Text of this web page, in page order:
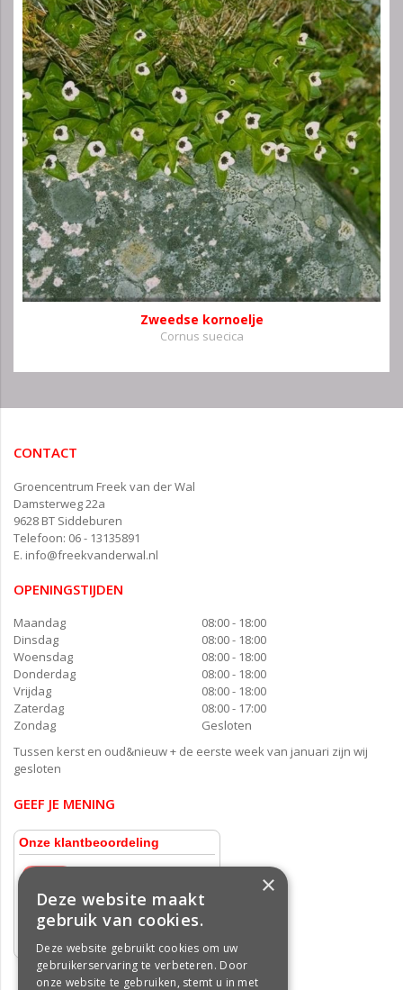
Zweedse kornoelje
Cornus suecica
CONTACT
Groencentrum Freek van der Wal
Damsterweg 22a
9628 BT Siddeburen
Telefoon: 06 - 13135891
E. info@freekvanderwal.nl
OPENINGSTIJDEN
Maandag
08:00 - 18:00
Dinsdag
08:00 - 18:00
Woensdag
08:00 - 18:00
Donderdag
08:00 - 18:00
Vrijdag
08:00 - 18:00
Zaterdag
08:00 - 17:00
Zondag
Gesloten
Tussen kerst en oud&nieuw + de eerste week van januari zijn wij
gesloten
GEEF JE MENING
×
Deze website maakt
gebruik van cookies.
Deze website gebruikt cookies om uw
gebruikerservaring te verbeteren. Door
onze website te gebruiken, stemt u in met